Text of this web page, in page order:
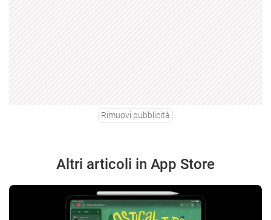
Rimuovi pubblicità
Altri articoli in App Store